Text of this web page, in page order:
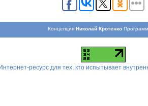
КонцепцияНиколай Кротенко
ресурс для тех, кто испытывает